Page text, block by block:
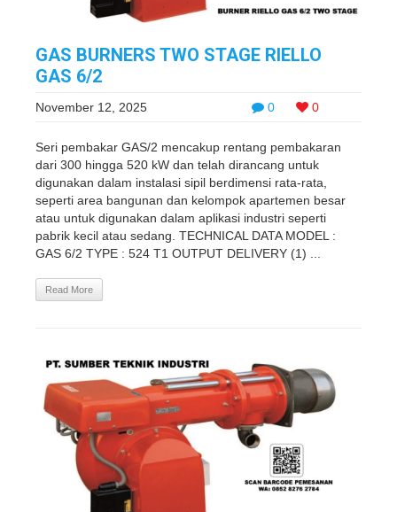
GAS BURNERS TWO STAGE RIELLO
GAS 6/2
0 0
November 12, 2025
Seri pembakar GAS/2 mencakup rentang pembakaran
dari 300 hingga 520 kW dan telah dirancang untuk
digunakan dalam instalasi sipil berdimensi rata-rata,
seperti area bangunan dan kelompok apartemen besar
atau untuk digunakan dalam aplikasi industri seperti
pabrik kecil atau sedang. TECHNICAL DATA MODEL :
GAS 6/2 TYPE : 524 T1 OUTPUT DELIVERY (1) ...
Read More